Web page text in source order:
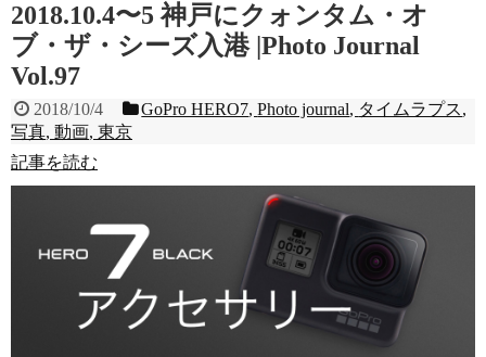
2018.10.4〜5 神戸にクォンタム・オ
ブ・ザ・シーズ入港 |Photo Journal
Vol.97
2018/10/4 GoPro HERO7,Photo journal, タイムラプス,
写真, 動画, 東京
記事を読む